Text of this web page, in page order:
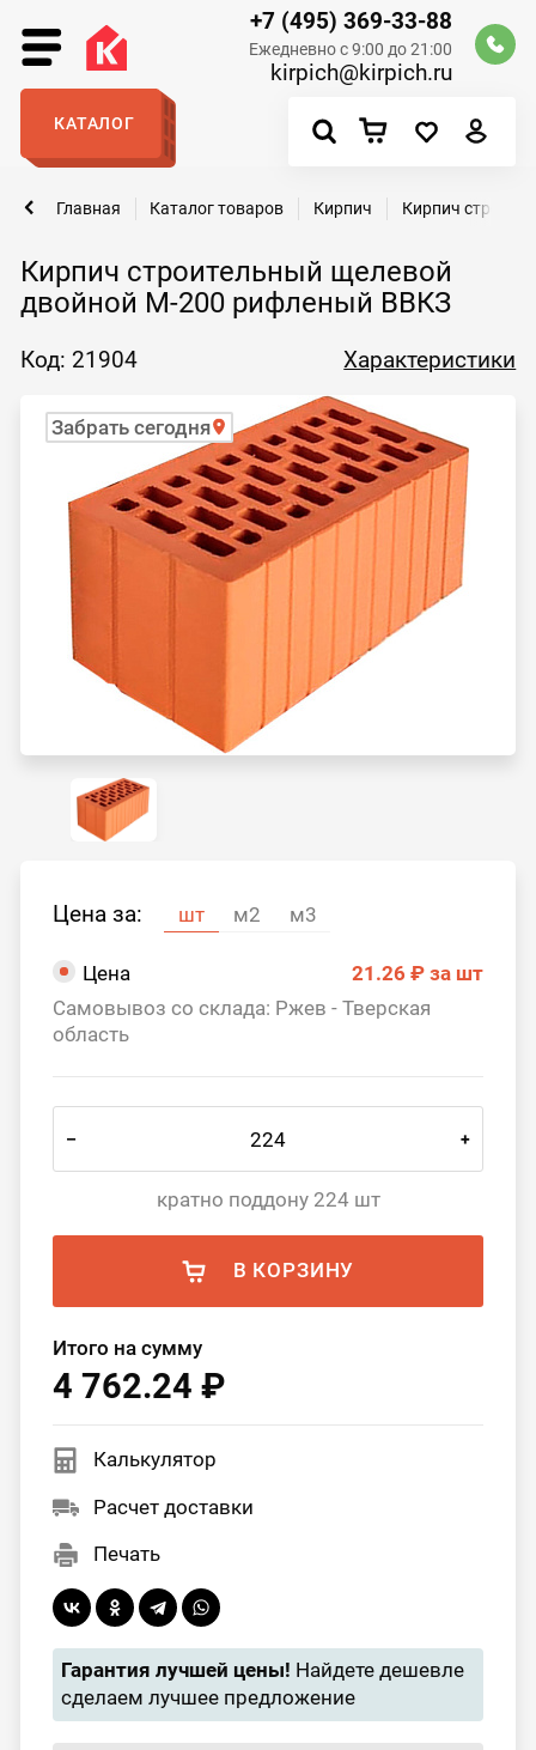
+7 (495) 369-33-88
Ежедневно с 9:00 до 21:00
kirpich@kirpich.ru
КАТАЛОГ
Кирпич строительный щелевой
двойной М-200 рифленый ВВКЗ
Главная Каталог товаров Кирпич Кирпич
Код: 21904 Характеристики
Забрать сегодня
Цена за: шт м2 м3
Цена 21.26 ₽ за шт
Самовывоз со склада: Ржев - Тверская
область
– +
кратно поддону 224 шт
В КОРЗИНУ
Итого на сумму
4 762.24 ₽
Калькулятор
Расчет доставки
Печать
Гарантия лучшей цены! Найдете дешевле
сделаем лучшее предложение